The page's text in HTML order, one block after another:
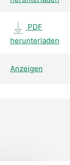
PDF
herunterladen
Anzeigen